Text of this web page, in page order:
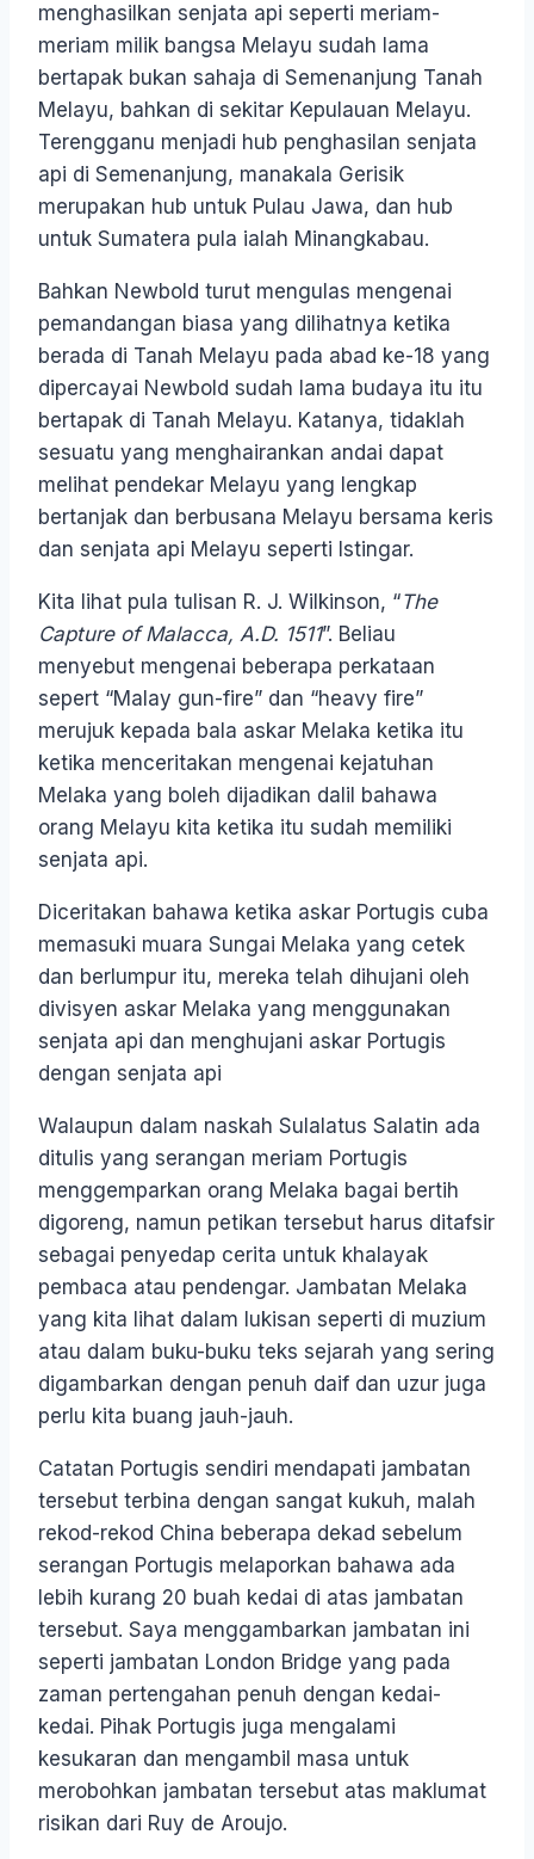
menghasilkan senjata api seperti meriam-
meriam milik bangsa Melayu sudah lama
bertapak bukan sahaja di Semenanjung Tanah
Melayu, bahkan di sekitar Kepulauan Melayu.
Terengganu menjadi hub penghasilan senjata
api di Semenanjung, manakala Gerisik
merupakan hub untuk Pulau Jawa, dan hub
untuk Sumatera pula ialah Minangkabau.
Bahkan Newbold turut mengulas mengenai
pemandangan biasa yang dilihatnya ketika
berada di Tanah Melayu pada abad ke-18 yang
dipercayai Newbold sudah lama budaya itu itu
bertapak di Tanah Melayu. Katanya, tidaklah
sesuatu yang menghairankan andai dapat
melihat pendekar Melayu yang lengkap
bertanjak dan berbusana Melayu bersama keris
dan senjata api Melayu seperti Istingar.
Kita lihat pula tulisan R. J. Wilkinson, “The
Capture of Malacca, A.D. 1511”. Beliau
menyebut mengenai beberapa perkataan
sepert “Malay gun-fire” dan “heavy fire”
merujuk kepada bala askar Melaka ketika itu
ketika menceritakan mengenai kejatuhan
Melaka yang boleh dijadikan dalil bahawa
orang Melayu kita ketika itu sudah memiliki
senjata api.
Diceritakan bahawa ketika askar Portugis cuba
memasuki muara Sungai Melaka yang cetek
dan berlumpur itu, mereka telah dihujani oleh
divisyen askar Melaka yang menggunakan
senjata api dan menghujani askar Portugis
dengan senjata api
Walaupun dalam naskah Sulalatus Salatin ada
ditulis yang serangan meriam Portugis
menggemparkan orang Melaka bagai bertih
digoreng, namun petikan tersebut harus ditafsir
sebagai penyedap cerita untuk khalayak
pembaca atau pendengar. Jambatan Melaka
yang kita lihat dalam lukisan seperti di muzium
atau dalam buku-buku teks sejarah yang sering
digambarkan dengan penuh daif dan uzur juga
perlu kita buang jauh-jauh.
Catatan Portugis sendiri mendapati jambatan
tersebut terbina dengan sangat kukuh, malah
rekod-rekod China beberapa dekad sebelum
serangan Portugis melaporkan bahawa ada
lebih kurang 20 buah kedai di atas jambatan
tersebut. Saya menggambarkan jambatan ini
seperti jambatan London Bridge yang pada
zaman pertengahan penuh dengan kedai-
kedai. Pihak Portugis juga mengalami
kesukaran dan mengambil masa untuk
merobohkan jambatan tersebut atas maklumat
risikan dari Ruy de Aroujo.